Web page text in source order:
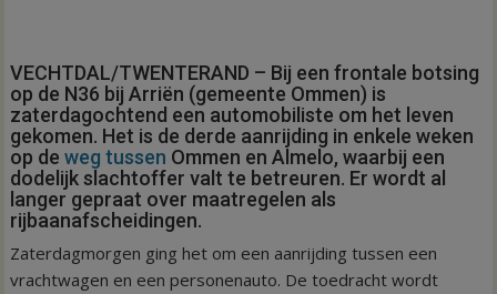
VECHTDAL/TWENTERAND – Bij een frontale botsing
op de N36 bij Arriën (gemeente Ommen) is
zaterdagochtend een automobiliste om het leven
gekomen. Het is de derde aanrijding in enkele weken
op de weg tussen Ommen en Almelo, waarbij een
dodelijk slachtoffer valt te betreuren. Er wordt al
langer gepraat over maatregelen als
rijbaanafscheidingen.
Zaterdagmorgen ging het om een aanrijding tussen een
vrachtwagen en een personenauto. De toedracht wordt